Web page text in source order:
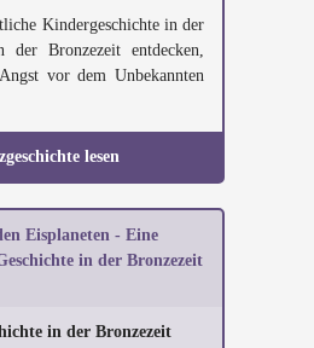
Kindergeschichte in der
der Bronzezeit entdecken,
vor dem Unbekannten
lesen
Eisplaneten - Eine
in der Bronzezeit
in der Bronzezeit